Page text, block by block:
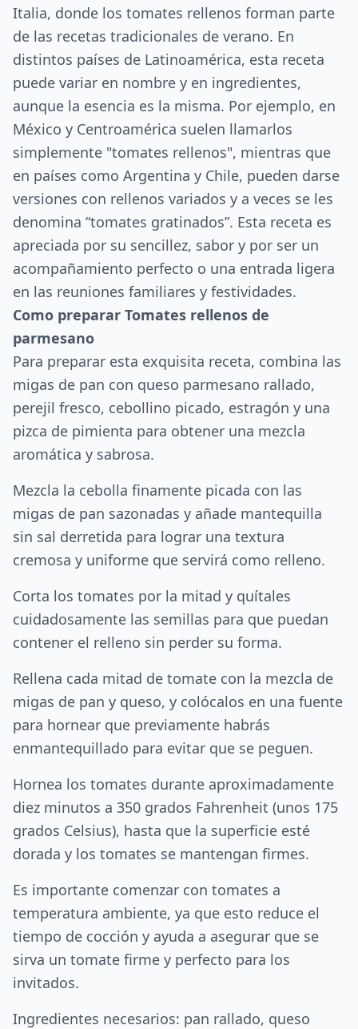
Italia, donde los tomates rellenos forman parte
de las recetas tradicionales de verano. En
distintos países de Latinoamérica, esta receta
puede variar en nombre y en ingredientes,
aunque la esencia es la misma. Por ejemplo, en
México y Centroamérica suelen llamarlos
simplemente "tomates rellenos", mientras que
en países como Argentina y Chile, pueden darse
versiones con rellenos variados y a veces se les
denomina “tomates gratinados”. Esta receta es
apreciada por su sencillez, sabor y por ser un
acompañamiento perfecto o una entrada ligera
en las reuniones familiares y festividades.
Como preparar Tomates rellenos de
parmesano
Para preparar esta exquisita receta, combina las
migas de pan con queso parmesano rallado,
perejil fresco, cebollino picado, estragón y una
pizca de pimienta para obtener una mezcla
aromática y sabrosa.
Mezcla la cebolla finamente picada con las
migas de pan sazonadas y añade mantequilla
sin sal derretida para lograr una textura
cremosa y uniforme que servirá como relleno.
Corta los tomates por la mitad y quítales
cuidadosamente las semillas para que puedan
contener el relleno sin perder su forma.
Rellena cada mitad de tomate con la mezcla de
migas de pan y queso, y colócalos en una fuente
para hornear que previamente habrás
enmantequillado para evitar que se peguen.
Hornea los tomates durante aproximadamente
diez minutos a 350 grados Fahrenheit (unos 175
grados Celsius), hasta que la superficie esté
dorada y los tomates se mantengan firmes.
Es importante comenzar con tomates a
temperatura ambiente, ya que esto reduce el
tiempo de cocción y ayuda a asegurar que se
sirva un tomate firme y perfecto para los
invitados.
Ingredientes necesarios: pan rallado, queso